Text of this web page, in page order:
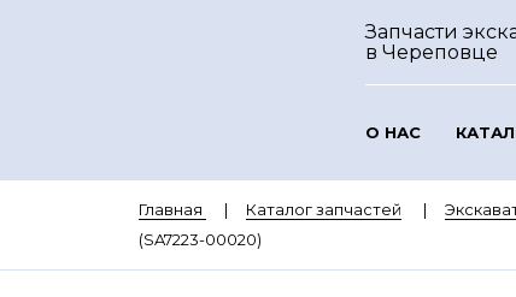
Запчасти
в Череповце
О НАС
Главная Каталог запчастей
(SA7223-00020)